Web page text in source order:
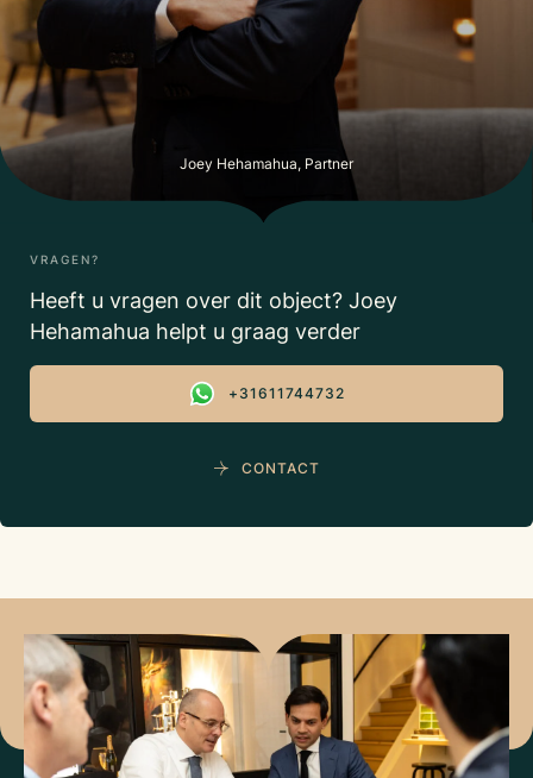
Joey Hehamahua, Partner
VRAGEN?
Heeft u vragen over dit object? Joey
Hehamahua helpt u graag verder
+31611744732
CONTACT